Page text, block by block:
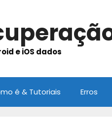
e iOS dados
é & Tutoriais Erros